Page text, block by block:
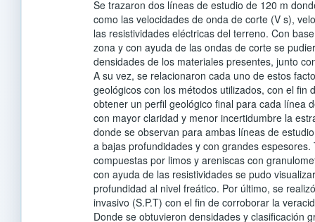
Se trazaron dos líneas de estudio de 120 m
como las velocidades de onda de corte (V s),
las resistividades eléctricas del terreno. Con
zona y con ayuda de las ondas de corte se
densidades de los materiales presentes, junto
A su vez, se relacionaron cada uno de estos
geológicos con los métodos utilizados, con el ﬁn
obtener un perﬁl geológico ﬁnal para cada línea
con mayor claridad y menor incertidumbre la
donde se observan para ambas líneas de
a bajas profundidades y con grandes espesores.
compuestas por limos y areniscas con
con ayuda de las resistividades se pudo
profundidad al nivel freático. Por último, se
invasivo (S.P.T) con el ﬁn de corroborar la
Donde se obtuvieron densidades y clasiﬁcación